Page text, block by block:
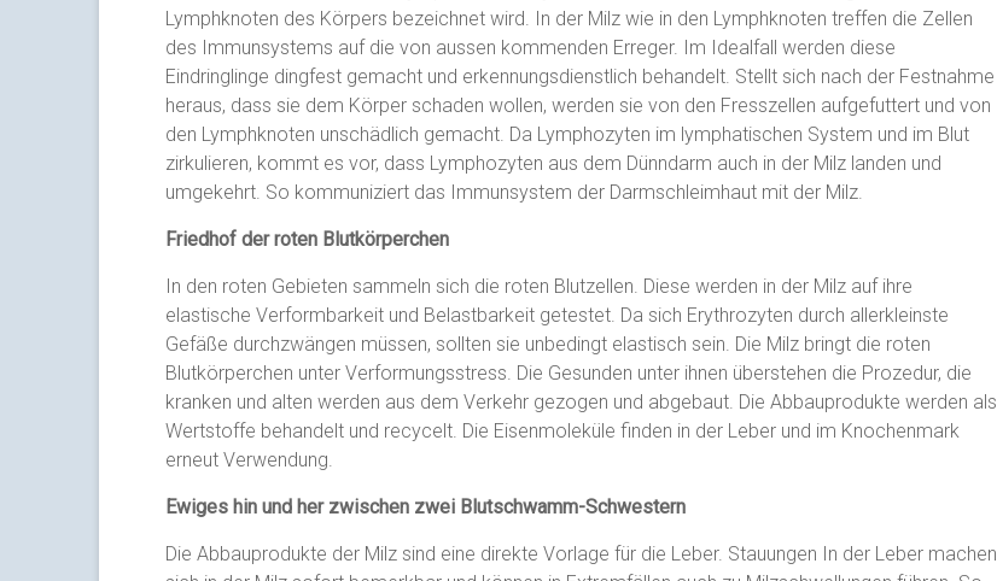
Lymphknoten des Körpers bezeichnet wird. In der Milz wie in den Lymphknoten treffen die Zellen
des Immunsystems auf die von aussen kommenden Erreger. Im Idealfall werden diese
Eindringlinge dingfest gemacht und erkennungsdienstlich behandelt. Stellt sich nach der Festnahme
heraus, dass sie dem Körper schaden wollen, werden sie von den Fresszellen aufgefuttert und von
den Lymphknoten unschädlich gemacht. Da Lymphozyten im lymphatischen System und im Blut
zirkulieren, kommt es vor, dass Lymphozyten aus dem Dünndarm auch in der Milz landen und
umgekehrt. So kommuniziert das Immunsystem der Darmschleimhaut mit der Milz.
Friedhof der roten Blutkörperchen
In den roten Gebieten sammeln sich die roten Blutzellen. Diese werden in der Milz auf ihre
elastische Verformbarkeit und Belastbarkeit getestet. Da sich Erythrozyten durch allerkleinste
Gefäße durchzwängen müssen, sollten sie unbedingt elastisch sein. Die Milz bringt die roten
Blutkörperchen unter Verformungsstress. Die Gesunden unter ihnen überstehen die Prozedur, die
kranken und alten werden aus dem Verkehr gezogen und abgebaut. Die Abbauprodukte werden als
Wertstoffe behandelt und recycelt. Die Eisenmoleküle finden in der Leber und im Knochenmark
erneut Verwendung.
Ewiges hin und her zwischen zwei Blutschwamm-Schwestern
Die Abbauprodukte der Milz sind eine direkte Vorlage für die Leber. Stauungen In der Leber machen